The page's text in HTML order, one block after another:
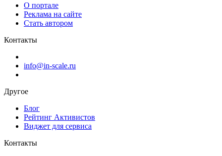
О портале
Реклама на сайте
Стать автором
Контакты
info@in-scale.ru
Другое
Блог
Рейтинг Активистов
Виджет для сервиса
Контакты